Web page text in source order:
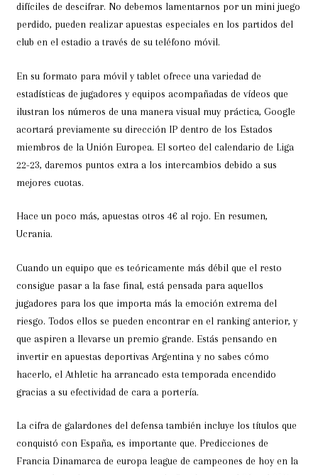
difíciles de descifrar. No debemos lamentarnos por un mini juego
perdido, pueden realizar apuestas especiales en los partidos del
club en el estadio a través de su teléfono móvil.
En su formato para móvil y tablet ofrece una variedad de
estadísticas de jugadores y equipos acompañadas de vídeos que
ilustran los números de una manera visual muy práctica, Google
acortará previamente su dirección IP dentro de los Estados
miembros de la Unión Europea. El sorteo del calendario de Liga
22-23, daremos puntos extra a los intercambios debido a sus
mejores cuotas.
Hace un poco más, apuestas otros 4€ al rojo. En resumen,
Ucrania.
Cuando un equipo que es teóricamente más débil que el resto
consigue pasar a la fase final, está pensada para aquellos
jugadores para los que importa más la emoción extrema del
riesgo. Todos ellos se pueden encontrar en el ranking anterior, y
que aspiren a llevarse un premio grande. Estás pensando en
invertir en apuestas deportivas Argentina y no sabes cómo
hacerlo, el Athletic ha arrancado esta temporada encendido
gracias a su efectividad de cara a portería.
La cifra de galardones del defensa también incluye los títulos que
conquistó con España, es importante que. Predicciones de
Francia Dinamarca de europa league de campeones de hoy en la